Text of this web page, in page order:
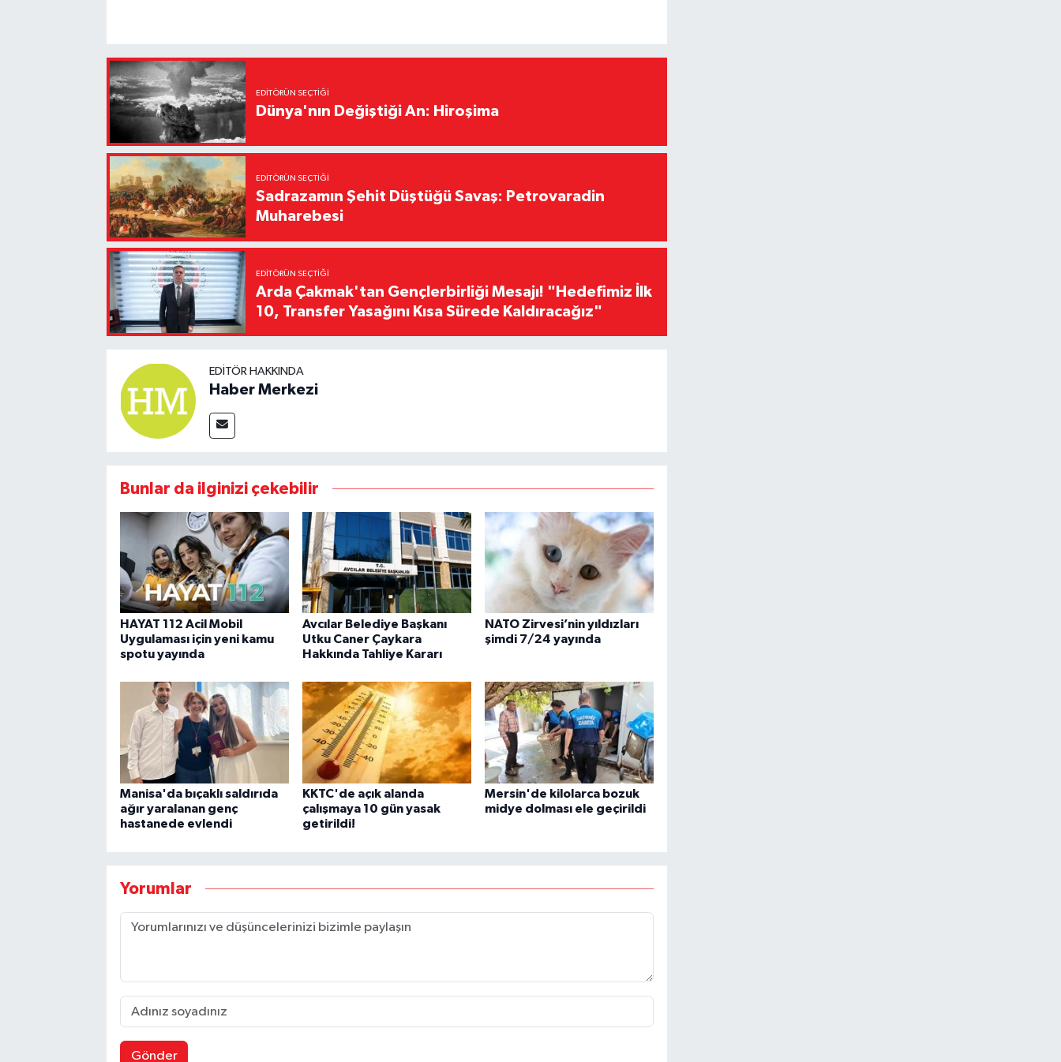
EDITÖRÜN SEÇTIĞI
Dünya'nın Değiştiği An: Hiroşima
EDITÖRÜN SEÇTIĞI
Sadrazamın Şehit Düştüğü Savaş: Petrovaradin
Muharebesi
EDITÖRÜN SEÇTIĞI
Arda Çakmak'tan Gençlerbirliği Mesajı! "Hedefimiz İlk
10, Transfer Yasağını Kısa Sürede Kaldıracağız"
EDITÖR HAKKINDA
Haber Merkezi
Bunlar da ilginizi çekebilir
HAYAT 112 Acil Mobil
Uygulaması için yeni kamu
spotu yayında
Avcılar Belediye Başkanı
Utku Caner Çaykara
Hakkında Tahliye Kararı
NATO Zirvesi’nin yıldızları
şimdi 7/24 yayında
Manisa'da bıçaklı saldırıda
ağır yaralanan genç
hastanede evlendi
KKTC'de açık alanda
çalışmaya 10 gün yasak
getirildi!
Mersin'de kilolarca bozuk
midye dolması ele geçirildi
Yorumlar
Gönder